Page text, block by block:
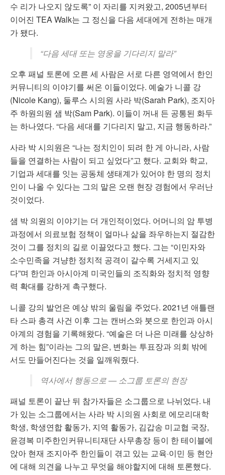
수 리가 나오지 않도록” 이 자리를 지켜왔고, 2005년부터
이어진 TEA Walk는 그 정신을 다음 세대에게 전하는 매개
가 됐다.
“다음 세대 또는 영웅을 기다리지 말라”
오후 패널 토론에 오른 세 사람은 서로 다른 영역에서 한인
커뮤니티의 이야기를 써온 이들이었다. 예술가 니콜 강
(Nicole Kang), 둘루스 시의원 사라 박(Sarah Park), 조지아
주 하원의원 샘 박(Sam Park). 이들이 꺼내 든 공통된 화두
는 하나였다. “다음 세대를 기다리지 말고, 지금 행동하라.”
사라 박 시의원은 “나는 정치인이 되려 한 게 아니라, 사람
들을 연결하는 사람이 되고 싶었다”고 했다. 교회와 학교,
기업과 세대를 잇는 공동체 생태계가 있어야 한 명의 정치
인이 나올 수 있다는 그의 말은 오랜 현장 경험에서 우러난
것이었다.
샘 박 의원의 이야기는 더 개인적이었다. 어머니의 암 투병
과정에서 의료보험 정책이 얼마나 삶을 좌우하는지 절감한
것이 그를 정치의 길로 이끌었다고 했다. 그는 “이민자와
소수민족을 겨냥한 정치적 공격이 갈수록 거세지고 있
다”며 한인과 아시아계 미국인들의 조직화와 정치적 영향
력 확대를 강하게 촉구했다.
니콜 강의 발언은 예상 밖의 울림을 주었다. 2021년 애틀랜
타 스파 총격 사건 이후 그는 캔버스와 붓으로 한인과 아시
아계의 경험을 기록해왔다. “예술은 더 나은 미래를 상상하
게 하는 힘”이라는 그의 말은, 변화는 투표장과 의회 밖에
서도 만들어진다는 것을 일깨워줬다.
역사에서 행동으로 — 소그룹 토론의 현장
패널 토론이 끝난 뒤 참가자들은 소그룹으로 나뉘었다. 내
가 있는 소그룹에서는 사라 박 시의원 사회로 에모리대학
학생, 학생연합 활동가, 지역 활동가, 김갑송 미교협 국장,
윤경복 미주한인커뮤니티재단 사무총장 등이 한 테이블에
앉아 현재 조지아주 한인들이 겪고 있는 교육·이민 등 현안
에 대해 의견을 나누고 무엇을 해야할지에 대해 토론했다.